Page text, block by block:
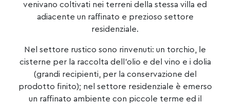
venivano coltivati nei terreni della stessa villa ed
adiacente un raffinato e prezioso settore
residenziale.
Nel settore rustico sono rinvenuti: un torchio, le
cisterne per la raccolta dell’olio e del vino e i dolia
(grandi recipienti, per la conservazione del
prodotto finito); nel settore residenziale è emerso
un raffinato ambiente con piccole terme ed il